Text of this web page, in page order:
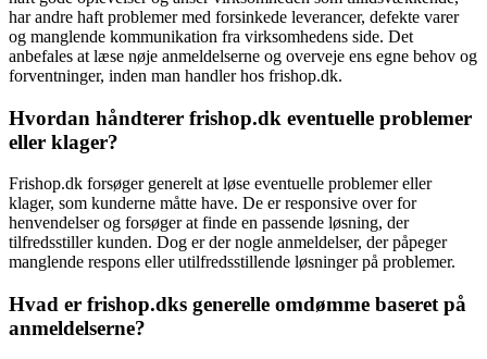
har andre haft problemer med forsinkede leverancer, defekte varer
og manglende kommunikation fra virksomhedens side. Det
anbefales at læse nøje anmeldelserne og overveje ens egne behov og
forventninger, inden man handler hos frishop.dk.
Hvordan håndterer frishop.dk eventuelle problemer
eller klager?
Frishop.dk forsøger generelt at løse eventuelle problemer eller
klager, som kunderne måtte have. De er responsive over for
henvendelser og forsøger at finde en passende løsning, der
tilfredsstiller kunden. Dog er der nogle anmeldelser, der påpeger
manglende respons eller utilfredsstillende løsninger på problemer.
Hvad er frishop.dks generelle omdømme baseret på
anmeldelserne?